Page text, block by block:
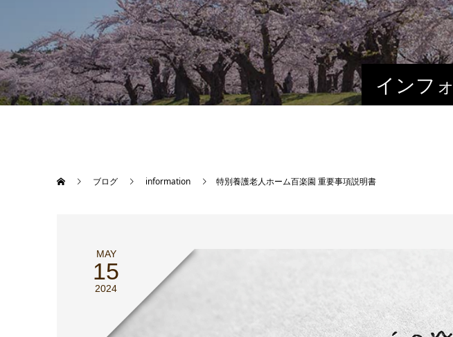
インフ
ブログ information 特別養護老人ホーム百楽園 重要事項説明書
MAY
15
2024